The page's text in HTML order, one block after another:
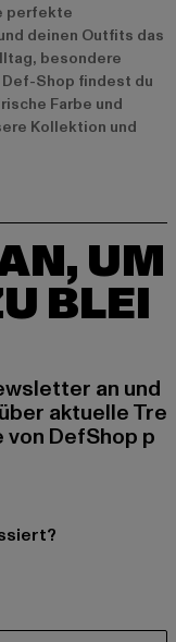
perfekte
deinen Outfits das
besondere
Shop findest du
Farbe und
Kollektion und
UM
BLEI
an und
aktuelle Tre
DefShop p